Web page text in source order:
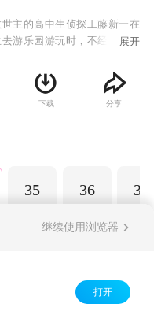
主的高中生侦探工藤新一在
游乐园游玩时，不经意中发
正在进行可疑交易。不料，
背后击晕，被强行灌下一种
毒药，致使身体变小。为了在
并寄住在毛利兰的家中。作为
下去毛利小五郎经常做的一
误推理，便帮助毛利小五郎破
展开
下载 分享
35 36 37
继续使用浏览器
打开